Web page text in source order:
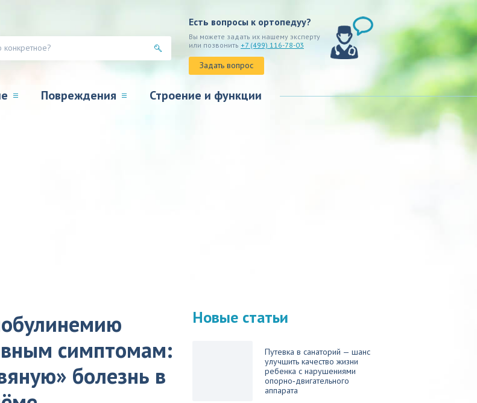
Есть вопросы к ортопедуу?
Вы можете задать их нашему эксперту
или позвонить +7 (499) 116-78-03
Задать вопрос
Повреждения Строение и функции
симптомам:
болезнь в
Новые статьи
Путевка в санаторий — шанс
улучшить качество жизни
ребенка с нарушениями
опорно‑двигательного
аппарата